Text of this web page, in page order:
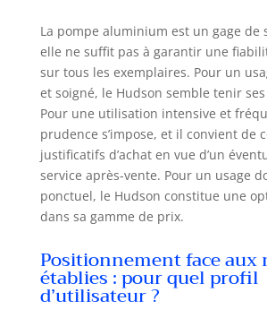
La pompe aluminium est un gage de
elle ne suffit pas à garantir une
sur tous les exemplaires. Pour un
et soigné, le Hudson semble tenir
Pour une utilisation intensive et
prudence s’impose, et il convient de
justificatifs d’achat en vue d’un
service après-vente. Pour un usage
ponctuel, le Hudson constitue une
dans sa gamme de prix.
Positionnement face aux
établies : pour quel profil
d’utilisateur ?